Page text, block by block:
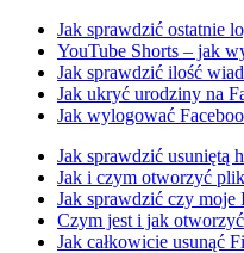
Jak sprawdzić ostatnie
YouTube Shorts – jak
Jak sprawdzić ilość
Jak ukryć urodziny na
Jak wylogować
Jak sprawdzić usuniętą
Jak i czym otworzyć
Jak sprawdzić czy moje
Czym jest i jak
Jak całkowicie usunąć